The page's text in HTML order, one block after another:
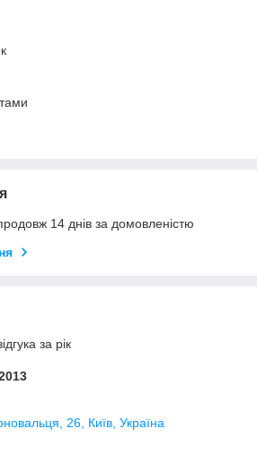
14 днів за домовленістю
за рік
26, Київ, Україна